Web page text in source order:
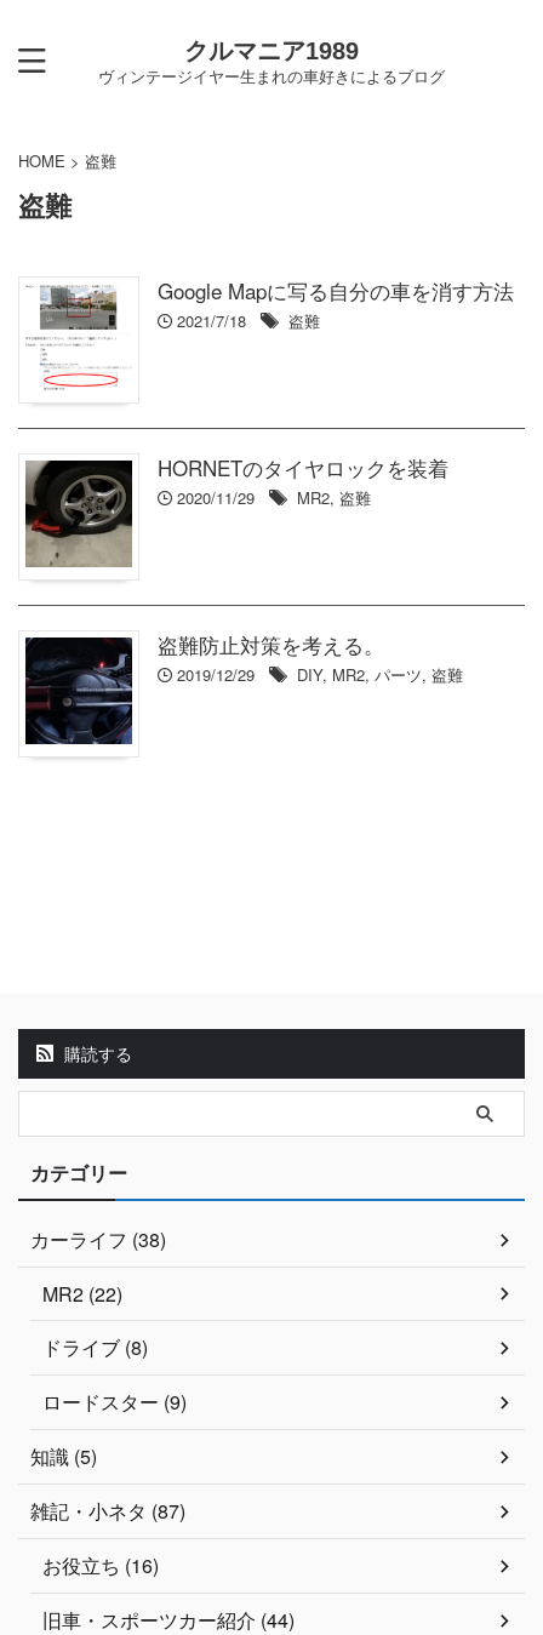
クルマニア1989
ヴィンテージイヤー生まれの車好きによるブログ
HOME > 盗難
盗難
Google Mapに写る自分の車を消す方法
2021/7/18 盗難
HORNETのタイヤロックを装着
2020/11/29 MR2, 盗難
盗難防止対策を考える。
2019/12/29 DIY, MR2, パーツ, 盗難
購読する
カテゴリー
カーライフ (38)
MR2 (22)
ドライブ (8)
ロードスター (9)
知識 (5)
雑記・小ネタ (87)
お役立ち (16)
旧車・スポーツカー紹介 (44)